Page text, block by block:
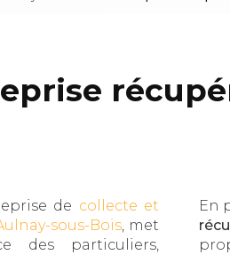
de collecte et
sous-Bois, met
des particuliers,
En